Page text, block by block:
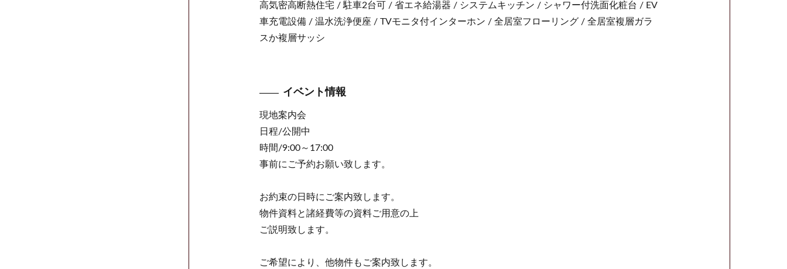
高気密高断熱住宅 / 駐車2台可 / 省エネ給湯器 / システムキッチン / シャワー付洗面化粧台 / EV
車充電設備 / 温水洗浄便座 / TVモニタ付インターホン / 全居室フローリング / 全居室複層ガラ
スか複層サッシ
イベント情報
現地案内会
日程/公開中
時間/9:00～17:00
事前にご予約お願い致します。
お約束の日時にご案内致します。
物件資料と諸経費等の資料ご用意の上
ご説明致します。
ご希望により、他物件もご案内致します。